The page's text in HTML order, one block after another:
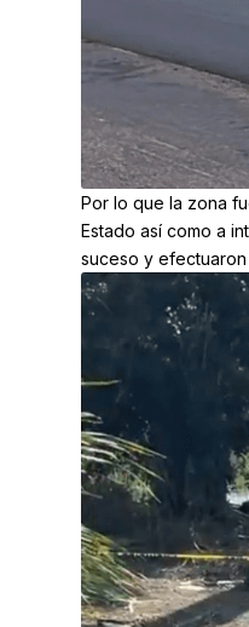
Por lo que la zona
Estado así como a
suceso y